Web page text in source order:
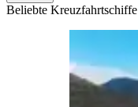
Beliebte Kreuzfahrtschiffe